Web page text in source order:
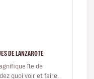
DE LANZAROTE
île de
quoi voir et faire,